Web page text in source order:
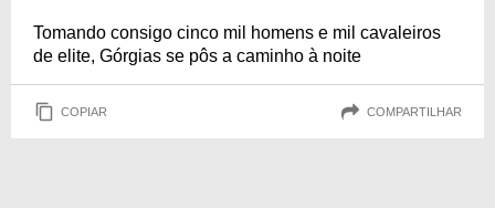
Tomando consigo cinco mil homens e mil cavaleiros
de elite, Górgias se pôs a caminho à noite
COPIAR COMPARTILHAR